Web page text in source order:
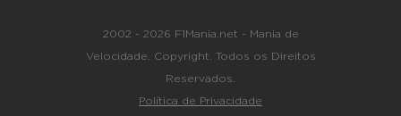
2002 - 2026 F1Mania.net - Mania de
Velocidade. Copyright. Todos os Direitos
Reservados.
Política de Privacidade